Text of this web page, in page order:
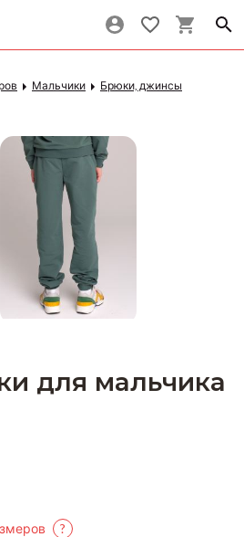
Мальчики Брюки, джинсы
для мальчика
?